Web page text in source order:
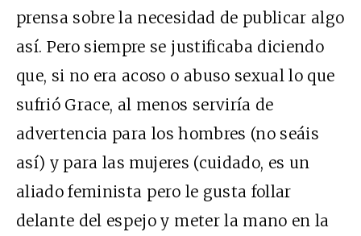
prensa sobre la necesidad de publicar algo
así. Pero siempre se justificaba diciendo
que, si no era acoso o abuso sexual lo que
sufrió Grace, al menos serviría de
advertencia para los hombres (no seáis
así) y para las mujeres (cuidado, es un
aliado feminista pero le gusta follar
delante del espejo y meter la mano en la